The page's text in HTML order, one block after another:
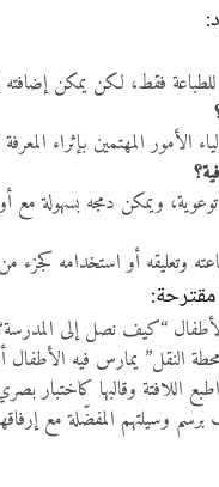
الأمور المهتمين بإثراء
توعوية، ويمكن دمجه بسهولة
وتعليقه أو استخدامه كجزء
الأطفال “كيف نصل إلى
النقل” يمارس فيه الأطفال
اطبع اللافتة وقالبها
وسيلتهم المفضّلة مع